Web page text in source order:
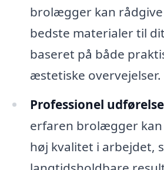
brolægger kan
bedste materialer til
baseret på både
æstetiske overvejelser.
Professionel
erfaren brolægger
høj kvalitet i arbejdet,